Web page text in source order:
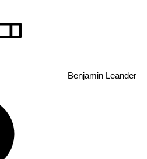
Benjamin Leander